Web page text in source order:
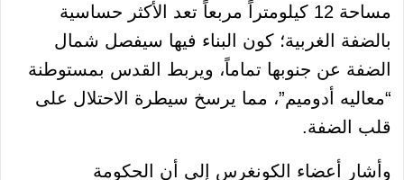
مساحة 12 كيلومتراً مربعاً تعد الأكثر حساسية
بالضفة الغربية؛ كون البناء فيها سيفصل شمال
الضفة عن جنوبها تماماً، ويربط القدس بمستوطنة
“معاليه أدوميم”، مما يرسخ سيطرة الاحتلال على
قلب الضفة.
وأشار أعضاء الكونغرس إلى أن الحكومة